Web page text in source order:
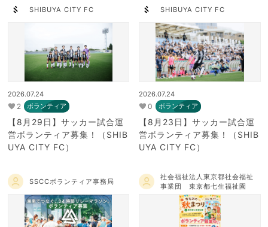
SHIBUYA CITY FC
2026.07.24
2 ボランティア
【8月29日】サッカー試合運
営ボランティア募集！（SHIB
UYA CITY FC）
SHIBUYA CITY FC
2026.07.24
0 ボランティア
【8月23日】サッカー試合運
営ボランティア募集！（SHIB
UYA CITY FC）
SSCCボランティア事務局
社会福祉法人東京都社会福祉
事業団 東京都七生福祉園